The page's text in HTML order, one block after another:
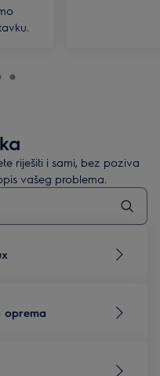
riješiti i sami, bez poziva
vašeg problema.
oprema